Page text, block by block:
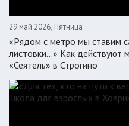
29 май 2026, Пятница
«Рядом с метро мы ставим
листовки…» Как действуют
«Сеятель» в Строгино